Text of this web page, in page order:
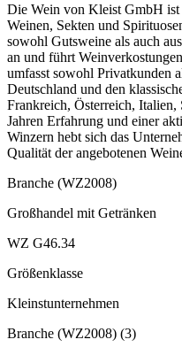
Die Wein von Kleist GmbH
Weinen, Sekten und
sowohl Gutsweine als auch
an und führt
umfasst sowohl Privatkunden
Deutschland und den
Frankreich, Österreich,
Jahren Erfahrung und einer
Winzern hebt sich das
Qualität der angebotenen
Branche (WZ2008)
Großhandel mit Getränken
WZ G46.34
Größenklasse
Kleinstunternehmen
Branche (WZ2008) (3)